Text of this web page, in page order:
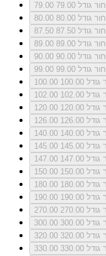
79.00
79.00
80.00
80.00
87.50
87.50
89.00
89.00
90.00
90.00
99.00
99.00
100.00
100.00
102.00
102.00
120.00
120.00
126.00
126.00
140.00
140.00
145.00
145.00
147.00
147.00
150.00
150.00
180.00
180.00
190.00
190.00
270.00
270.00
300.00
300.00
320.00
320.00
330.00
330.00